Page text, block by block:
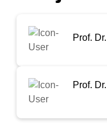
Prof.
Prof.